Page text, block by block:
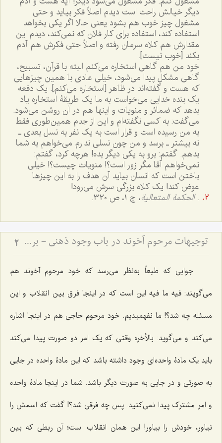
دیگر خیالش راحت است دیدم اصلاً فکر بیاید و حتی
مشغول چیز خوب هم بشود یعنی حالا اگر یکی بخواهد
استفاده کند، استفاده برای کار فلان که نمی‌کند، دیدم این
مقدارش هم کلاه سرمان رفته و اصلاً حتی فکرش هم آدم
بکند [خوب نیست].
خود من هم گاهی استخاره می‌کنم البته با قرآن، تسبیح،
گاهی مشکل پیدا می‌شود، خیلی عادی با همین چیزهایی
که هست و گفته‌اند در ظاهر [استخاره می‌کنم]. یک دفعه
یک بنده خدایی می‌خواست به ما یک طریقۀ استخاره یاد
بدهد که ضمائر و منویات و اینها هم در آن روشن می‌شود.
می‌گفت: به کسی نگفته‌ام و این از جدم همین‌طوری فقط
به من رسیده است و قرار است به یک نفر به نسل بعدی ـ
نه بیشتر ـ برسد و من چون نسلی ندارم می‌خواهم به شما
بدهم. گفتم: برو به یکی دیگر بده! هرچه کرد، گفتم:
نمی‌خواهم آقا مگر زور است؟! منویات چیست؟! خیلی
باختن است که انسان بیاید آن هدف را به این چیزها
عوض کند! یک کلاه بزرگی سرش می‌رود!
.الحکمة المتعالیة، ج 1، ص 320.
توجیهات مرحوم آخوند در باب وجود ذهنی - بررسی دیدگاه سید میرداماد و نقد نظریه انقلاب حقایق 2
جوابی که طبعاً به‌نظر می‌رسد که خود مرحوم آخوند هم
می‌گویند:فیه‌ ما فیهاین است که در اینجا فرق بین انقلاب و این
مسئله چه شد؟! ما نفهمیدیم. خود مرحوم حاجی هم در اینجا اشاره
می‌کند و می‌گوید: بالأخره وقتی که یک امر دو صورت پیدا می‌کند
باید یک مادۀ واحده‌ای وجود داشته باشد که این مادۀ واحده در جایی
به صورتی و در جایی به صورت دیگر باشد. شما در اینجا مادﮤ واحده
و امر مشترک پیدا نمی‌کنید. پس چه فرقی شد؟! گفت که اسمش را
نیاور، خودش را بیاور! این همان انقلاب است؛ آن ربطی که بین